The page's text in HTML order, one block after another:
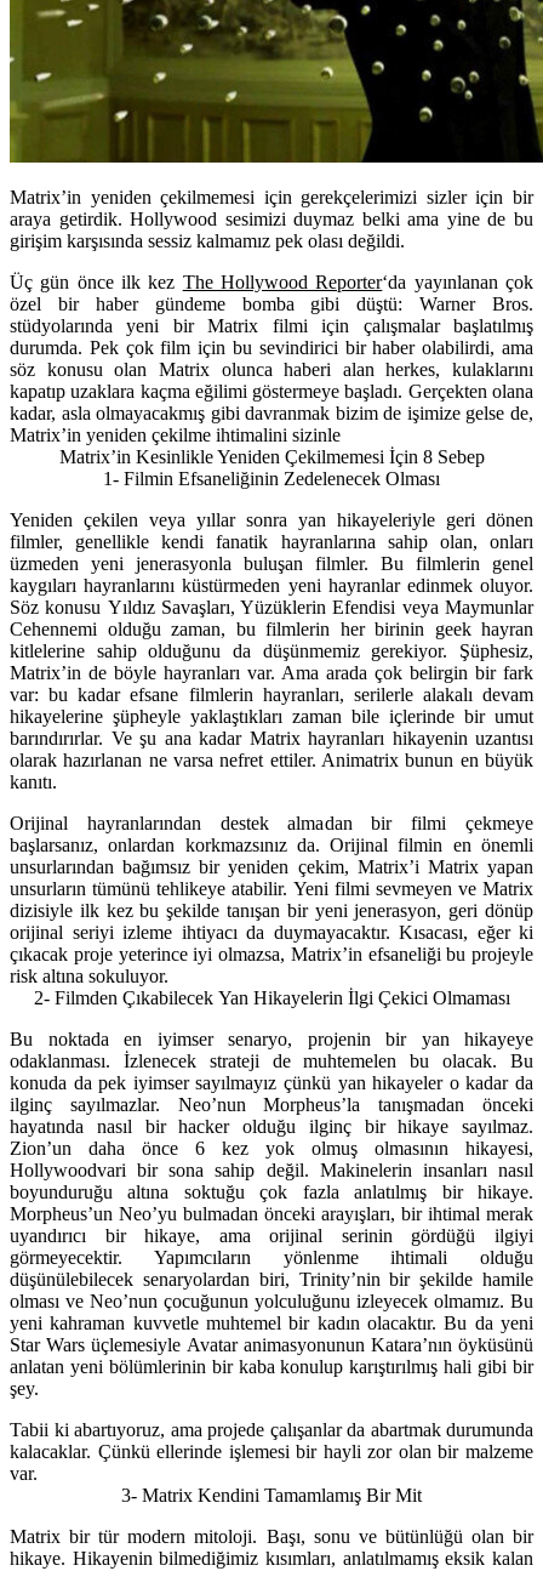
Matrix’in yeniden çekilmemesi için gerekçelerimizi sizler için bir
araya getirdik. Hollywood sesimizi duymaz belki ama yine de bu
girişim karşısında sessiz kalmamız pek olası değildi.
Üç gün önce ilk kez The Hollywood Reporter‘da yayınlanan çok
özel bir haber gündeme bomba gibi düştü: Warner Bros.
stüdyolarında yeni bir Matrix filmi için çalışmalar başlatılmış
durumda. Pek çok film için bu sevindirici bir haber olabilirdi, ama
söz konusu olan Matrix olunca haberi alan herkes, kulaklarını
kapatıp uzaklara kaçma eğilimi göstermeye başladı. Gerçekten olana
kadar, asla olmayacakmış gibi davranmak bizim de işimize gelse de,
Matrix’in yeniden çekilme ihtimalini sizinle
Matrix’in Kesinlikle Yeniden Çekilmemesi İçin 8 Sebep
1- Filmin Efsaneliğinin Zedelenecek Olması
Yeniden çekilen veya yıllar sonra yan hikayeleriyle geri dönen
filmler, genellikle kendi fanatik hayranlarına sahip olan, onları
üzmeden yeni jenerasyonla buluşan filmler. Bu filmlerin genel
kaygıları hayranlarını küstürmeden yeni hayranlar edinmek oluyor.
Söz konusu Yıldız Savaşları, Yüzüklerin Efendisi veya Maymunlar
Cehennemi olduğu zaman, bu filmlerin her birinin geek hayran
kitlelerine sahip olduğunu da düşünmemiz gerekiyor. Şüphesiz,
Matrix’in de böyle hayranları var. Ama arada çok belirgin bir fark
var: bu kadar efsane filmlerin hayranları, serilerle alakalı devam
hikayelerine şüpheyle yaklaştıkları zaman bile içlerinde bir umut
barındırırlar. Ve şu ana kadar Matrix hayranları hikayenin uzantısı
olarak hazırlanan ne varsa nefret ettiler. Animatrix bunun en büyük
kanıtı.
Orijinal hayranlarından destek almadan bir filmi çekmeye
başlarsanız, onlardan korkmazsınız da. Orijinal filmin en önemli
unsurlarından bağımsız bir yeniden çekim, Matrix’i Matrix yapan
unsurların tümünü tehlikeye atabilir. Yeni filmi sevmeyen ve Matrix
dizisiyle ilk kez bu şekilde tanışan bir yeni jenerasyon, geri dönüp
orijinal seriyi izleme ihtiyacı da duymayacaktır. Kısacası, eğer ki
çıkacak proje yeterince iyi olmazsa, Matrix’in efsaneliği bu projeyle
risk altına sokuluyor.
2- Filmden Çıkabilecek Yan Hikayelerin İlgi Çekici Olmaması
Bu noktada en iyimser senaryo, projenin bir yan hikayeye
odaklanması. İzlenecek strateji de muhtemelen bu olacak. Bu
konuda da pek iyimser sayılmayız çünkü yan hikayeler o kadar da
ilginç sayılmazlar. Neo’nun Morpheus’la tanışmadan önceki
hayatında nasıl bir hacker olduğu ilginç bir hikaye sayılmaz.
Zion’un daha önce 6 kez yok olmuş olmasının hikayesi,
Hollywoodvari bir sona sahip değil. Makinelerin insanları nasıl
boyunduruğu altına soktuğu çok fazla anlatılmış bir hikaye.
Morpheus’un Neo’yu bulmadan önceki arayışları, bir ihtimal merak
uyandırıcı bir hikaye, ama orijinal serinin gördüğü ilgiyi
görmeyecektir. Yapımcıların yönlenme ihtimali olduğu
düşünülebilecek senaryolardan biri, Trinity’nin bir şekilde hamile
olması ve Neo’nun çocuğunun yolculuğunu izleyecek olmamız. Bu
yeni kahraman kuvvetle muhtemel bir kadın olacaktır. Bu da yeni
Star Wars üçlemesiyle Avatar animasyonunun Katara’nın öyküsünü
anlatan yeni bölümlerinin bir kaba konulup karıştırılmış hali gibi bir
şey.
Tabii ki abartıyoruz, ama projede çalışanlar da abartmak durumunda
kalacaklar. Çünkü ellerinde işlemesi bir hayli zor olan bir malzeme
var.
3- Matrix Kendini Tamamlamış Bir Mit
Matrix bir tür modern mitoloji. Başı, sonu ve bütünlüğü olan bir
hikaye. Hikayenin bilmediğimiz kısımları, anlatılmamış eksik kalan